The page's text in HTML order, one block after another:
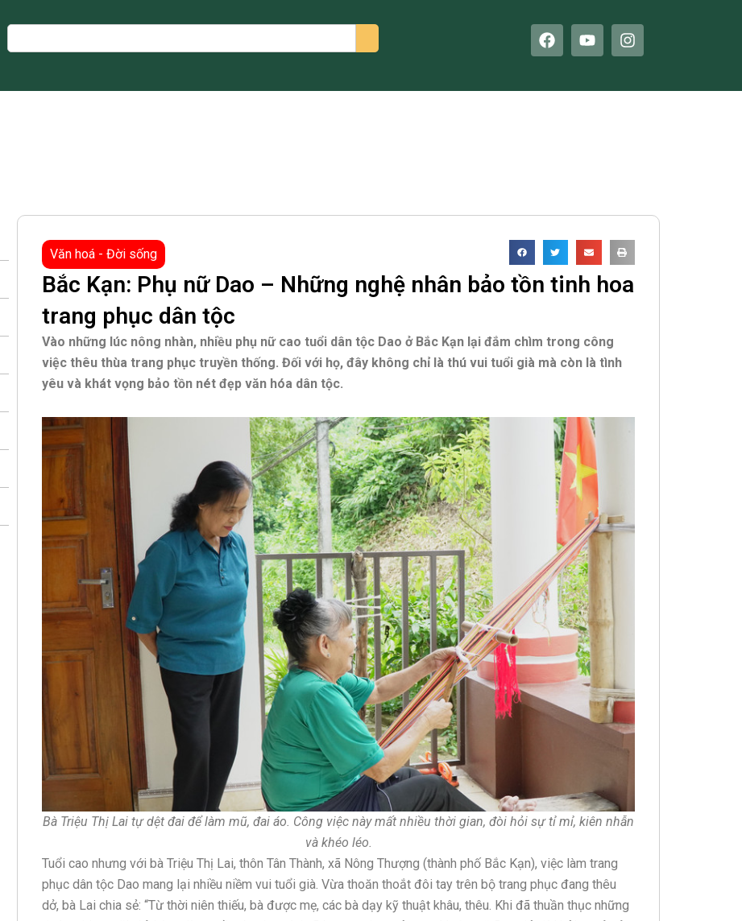
Search
F
a
b
Y
o
u
I
n
a
Văn hoá - Đời sống
Bắc Kạn: Phụ nữ Dao – Những nghệ nhân bảo tồn tinh hoa
trang phục dân tộc
Vào những lúc nông nhàn, nhiều phụ nữ cao tuổi dân tộc Dao ở Bắc Kạn lại đắm chìm trong công
việc thêu thùa trang phục truyền thống. Đối với họ, đây không chỉ là thú vui tuổi già mà còn là tình
yêu và khát vọng bảo tồn nét đẹp văn hóa dân tộc.
Bà Triệu Thị Lai tự dệt đai để làm mũ, đai áo. Công việc này mất nhiều thời gian, đòi hỏi sự tỉ mỉ, kiên nhẫn
và khéo léo.
Tuổi cao nhưng với bà Triệu Thị Lai, thôn Tân Thành, xã Nông Thượng (thành phố Bắc Kạn), việc làm trang
phục dân tộc Dao mang lại nhiều niềm vui tuổi già. Vừa thoăn thoắt đôi tay trên bộ trang phục đang thêu
dở, bà Lai chia sẻ: “Từ thời niên thiếu, bà được mẹ, các bà dạy kỹ thuật khâu, thêu. Khi đã thuần thục những